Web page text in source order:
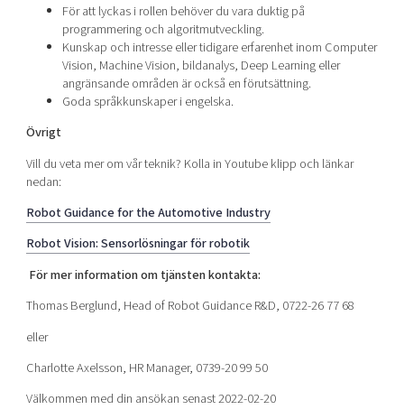
För att lyckas i rollen behöver du vara duktig på
programmering och algoritmutveckling.
Kunskap och intresse eller tidigare erfarenhet inom Computer
Vision, Machine Vision, bildanalys, Deep Learning eller
angränsande områden är också en förutsättning.
Goda språkkunskaper i engelska.
Övrigt
Vill du veta mer om vår teknik? Kolla in Youtube klipp och länkar
nedan:
Robot Guidance for the Automotive Industry
Robot Vision: Sensorlösningar för robotik
För mer information om tjänsten kontakta:
Thomas Berglund, Head of Robot Guidance R&D, 0722-26 77 68
eller
Charlotte Axelsson, HR Manager, 0739-20 99 50
Välkommen med din ansökan senast 2022-02-20